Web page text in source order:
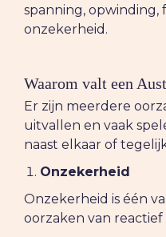
spanning, opwinding,
onzekerheid.
Waarom valt een
Er zijn meerdere
uitvallen en vaak
naast elkaar of
Onzekerheid
Onzekerheid is één
oorzaken van reactief